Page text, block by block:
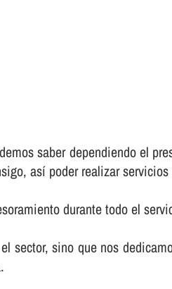
saber dependiendo el
así­ poder realizar
durante todo el
sector, sino que nos